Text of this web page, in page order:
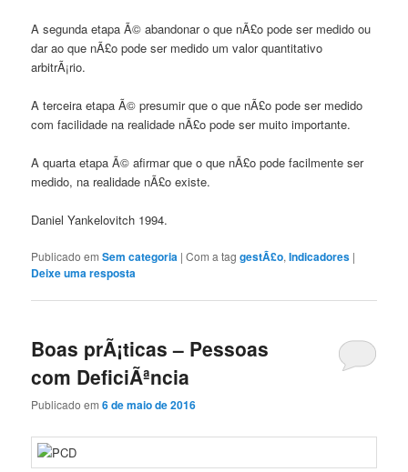
A segunda etapa Ã© abandonar o que nÃ£o pode ser medido ou
dar ao que nÃ£o pode ser medido um valor quantitativo
arbitrÃ¡rio.
A terceira etapa Ã© presumir que o que nÃ£o pode ser medido
com facilidade na realidade nÃ£o pode ser muito importante.
A quarta etapa Ã© afirmar que o que nÃ£o pode facilmente ser
medido, na realidade nÃ£o existe.
Daniel Yankelovitch 1994.
Publicado em Sem categoria |Com a taggestÃ£o,Indicadores |
Deixe uma resposta
Boas prÃ¡ticas – Pessoas
com DeficiÃªncia
Publicado em6 de maio de 2016